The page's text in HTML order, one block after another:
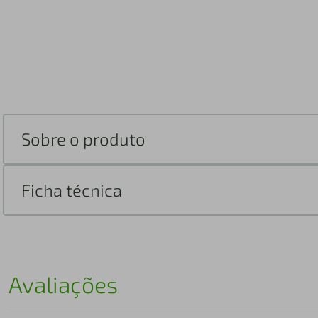
Sobre o produto
Ficha técnica
Avaliações